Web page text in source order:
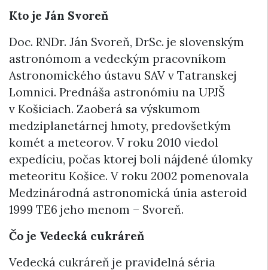
Kto je Ján Svoreň
Doc. RNDr. Ján Svoreň, DrSc. je slovenským
astronómom a vedeckým pracovníkom
Astronomického ústavu SAV v Tatranskej
Lomnici. Prednáša astronómiu na UPJŠ
v Košiciach. Zaoberá sa výskumom
medziplanetárnej hmoty, predovšetkým
komét a meteorov. V roku 2010 viedol
expedíciu, počas ktorej boli nájdené úlomky
meteoritu Košice. V roku 2002 pomenovala
Medzinárodná astronomická únia asteroid
1999 TE6 jeho menom – Svoreň.
Čo je Vedecká cukráreň
Vedecká cukráreň je pravidelná séria